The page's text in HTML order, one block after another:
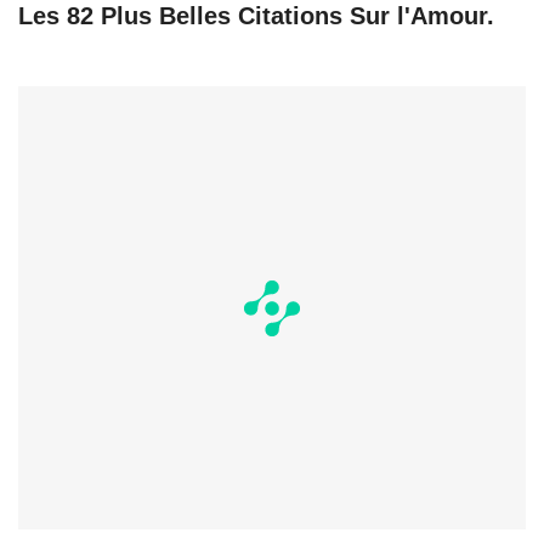
Les 82 Plus Belles Citations Sur l'Amour.